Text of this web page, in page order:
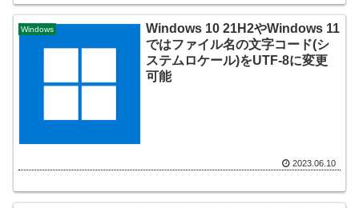
Windows
Windows 10 21H2やWindows 11
ではファイル名の文字コード(シ
ステムロケール)をUTF-8に変更
可能
2023.06.10